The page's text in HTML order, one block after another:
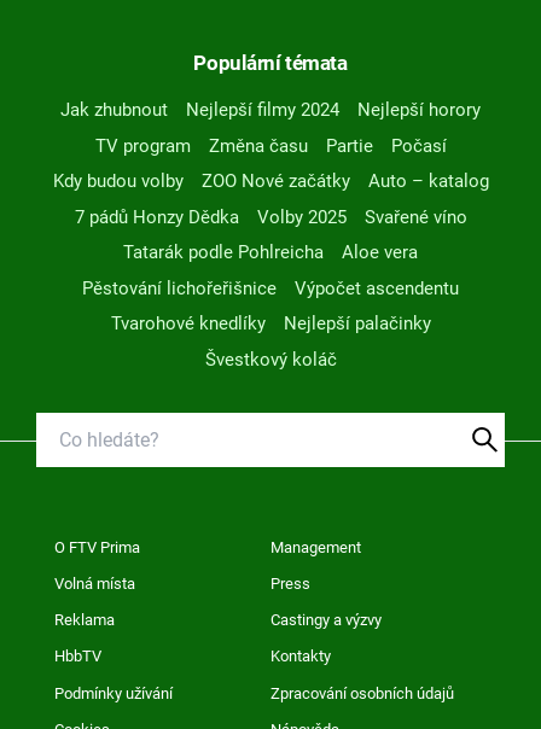
Populární témata
Jak zhubnout Nejlepší filmy 2024
Nejlepší horory
TV program
Změna času Partie
Počasí
Kdy budou volby
ZOO Nové začátky
Auto – katalog
7 pádů Honzy Dědka
Volby 2025
Svařené víno
Tatarák podle Pohlreicha
Aloe vera
Pěstování lichořeřišnice
Výpočet ascendentu
Tvarohové knedlíky
Nejlepší palačinky
Švestkový koláč
O FTV Prima Management
Volná místa Press
Reklama Castingy a výzvy
HbbTV Kontakty
Podmínky užívání Zpracování osobních údajů